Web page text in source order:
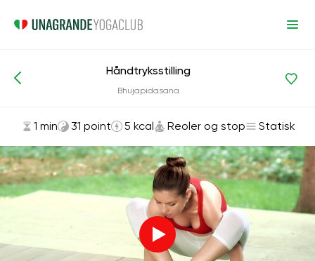
Reoler og stop
Håndtryksstilling
Bhujapidasana
1 min 31 point 5 kcal Reoler og stop Statisk